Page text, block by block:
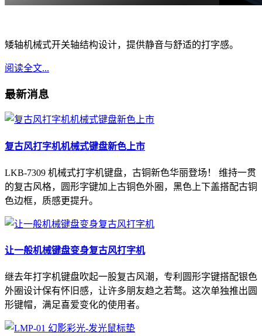
矮轴机械式开关轴结构设计，提供静音与舒适的打字感。
阅读全文...
最新消息
复古风打字机机械式键盘新色上市
LKB-7309 机械式打字机键盘，古铜新色华丽登场！ 维持一贯
的复古风格，圆形字键加上古铜色外圈，黑色上下盖搭配古铜
色边框，质感更提升。
让一般机械键盘变身复古风打字机
继去年打字机键盘吹起一股复古风潮，专利圆形字键搭配银色
外圈设计保有怀旧感，让许多朋友趋之若鹜。这次单独推出圆
形键帽，满足喜爱变化的使用者。